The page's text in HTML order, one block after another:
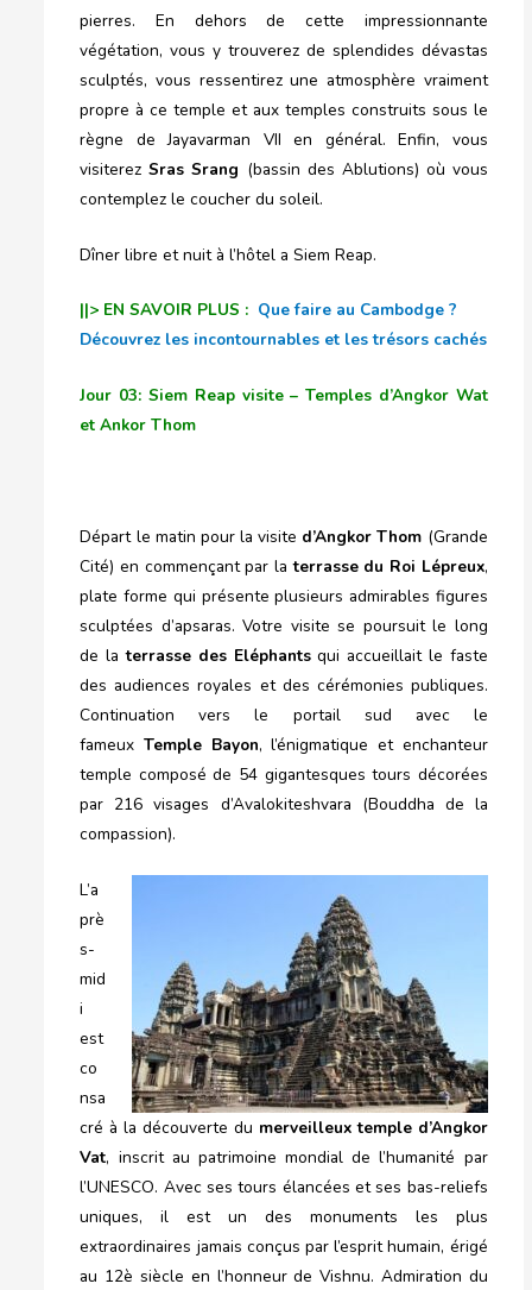
pierres. En dehors de cette impressionnante
végétation, vous y trouverez de splendides dévastas
sculptés, vous ressentirez une atmosphère vraiment
propre à ce temple et aux temples construits sous le
règne de Jayavarman VII en général. Enfin, vous
visiterezSras Srang (bassin des Ablutions) où vous
contemplez le coucher du soleil.
Dîner libre et nuit à l’hôtel a Siem Reap.
||> EN SAVOIR PLUS : Que faire au Cambodge ?
Découvrez les incontournables et les trésors cachés
Jour 03: Siem Reap visite – Temples d’Angkor Wat
et Ankor Thom
Départ le matin pour la visite d’Angkor Thom (Grande
Cité) en commençant par laterrasse du Roi Lépreux,
plate forme qui présente plusieurs admirables figures
sculptées d’apsaras. Votre visite se poursuit le long
de laterrasse des Eléphantsqui accueillait le faste
des audiences royales et des cérémonies publiques.
Continuation vers le portail sud avec le
fameuxTemple Bayon, l’énigmatique et enchanteur
temple composé de 54 gigantesques tours décorées
par 216 visages d’Avalokiteshvara (Bouddha de la
compassion).
L’a
prè
s-
mid
i
est
co
nsa
cré à la découverte du merveilleux temple d’Angkor
Vat, inscrit au patrimoine mondial de l’humanité par
l’UNESCO. Avec ses tours élancées et ses bas-reliefs
uniques, il est un des monuments les plus
extraordinaires jamais conçus par l’esprit humain, érigé
au 12è siècle en l’honneur de Vishnu. Admiration du